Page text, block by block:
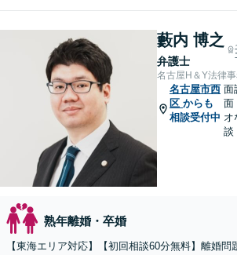
藪内 博之
弁護士
名古屋H＆Y法律
名古屋市西
区 からも
相談受付中
面
面
オ
談
熟年離婚・卒婚
【東海エリア対応】【初回相談60分無料】離婚問